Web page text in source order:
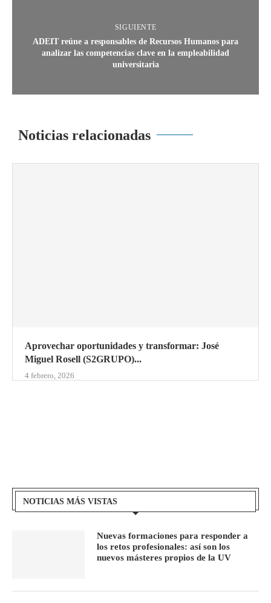
SIGUIENTE
ADEIT reúne a responsables de Recursos Humanos para
analizar las competencias clave en la empleabilidad
universitaria
Noticias relacionadas
Aprovechar oportunidades y transformar: José
Miguel Rosell (S2GRUPO)...
4 febrero, 2026
NOTICIAS MÁS VISTAS
Nuevas formaciones para responder a
los retos profesionales: así son los
nuevos másteres propios de la UV